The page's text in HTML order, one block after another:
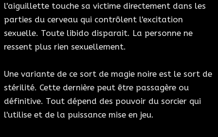
l'aiguillette touche sa victime directement dans les
parties du cerveau qui contrôlent l'excitation
sexuelle. Toute libido disparait. La personne ne
ressent plus rien sexuellement.
Une variante de ce sort de magie noire est le sort de
stérilité. Cette dernière peut être passagère ou
définitive. Tout dépend des pouvoir du sorcier qui
l'utilise et de la puissance mise en jeu.